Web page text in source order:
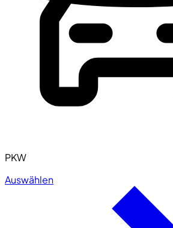
PKW
Auswählen